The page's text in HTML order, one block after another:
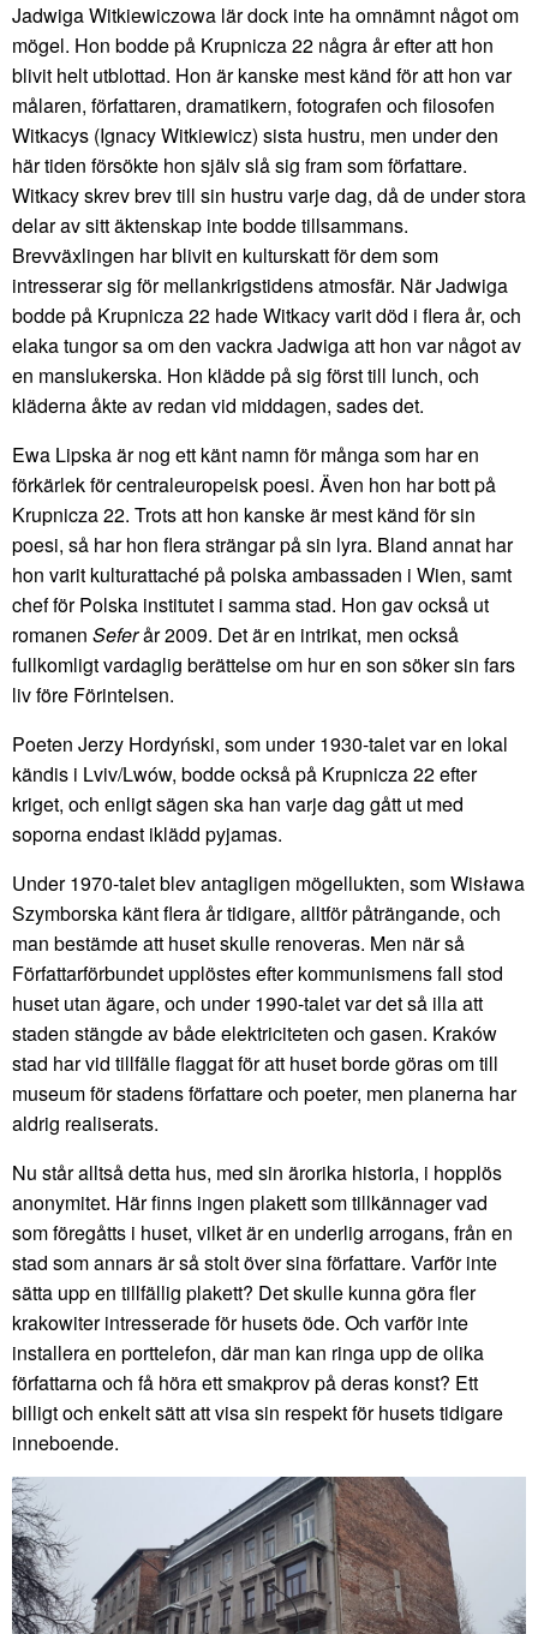
Jadwiga Witkiewiczowa lär dock inte ha omnämnt något om
mögel. Hon bodde på Krupnicza 22 några år efter att hon
blivit helt utblottad. Hon är kanske mest känd för att hon var
målaren, författaren, dramatikern, fotografen och filosofen
Witkacys (Ignacy Witkiewicz) sista hustru, men under den
här tiden försökte hon själv slå sig fram som författare.
Witkacy skrev brev till sin hustru varje dag, då de under stora
delar av sitt äktenskap inte bodde tillsammans.
Brevväxlingen har blivit en kulturskatt för dem som
intresserar sig för mellankrigstidens atmosfär. När Jadwiga
bodde på Krupnicza 22 hade Witkacy varit död i flera år, och
elaka tungor sa om den vackra Jadwiga att hon var något av
en manslukerska. Hon klädde på sig först till lunch, och
kläderna åkte av redan vid middagen, sades det.
Ewa Lipska är nog ett känt namn för många som har en
förkärlek för centraleuropeisk poesi. Även hon har bott på
Krupnicza 22. Trots att hon kanske är mest känd för sin
poesi, så har hon flera strängar på sin lyra. Bland annat har
hon varit kulturattaché på polska ambassaden i Wien, samt
chef för Polska institutet i samma stad. Hon gav också ut
romanen Seferår 2009. Det är en intrikat, men också
fullkomligt vardaglig berättelse om hur en son söker sin fars
liv före Förintelsen.
Poeten Jerzy Hordyński, som under 1930-talet var en lokal
kändis i Lviv/Lwów, bodde också på Krupnicza 22 efter
kriget, och enligt sägen ska han varje dag gått ut med
soporna endast iklädd pyjamas.
Under 1970-talet blev antagligen mögellukten, som Wisława
Szymborska känt flera år tidigare, alltför påträngande, och
man bestämde att huset skulle renoveras. Men när så
Författarförbundet upplöstes efter kommunismens fall stod
huset utan ägare, och under 1990-talet var det så illa att
staden stängde av både elektriciteten och gasen. Kraków
stad har vid tillfälle flaggat för att huset borde göras om till
museum för stadens författare och poeter, men planerna har
aldrig realiserats.
Nu står alltså detta hus, med sin ärorika historia, i hopplös
anonymitet. Här finns ingen plakett som tillkännager vad
som föregåtts i huset, vilket är en underlig arrogans, från en
stad som annars är så stolt över sina författare. Varför inte
sätta upp en tillfällig plakett? Det skulle kunna göra fler
krakowiter intresserade för husets öde. Och varför inte
installera en porttelefon, där man kan ringa upp de olika
författarna och få höra ett smakprov på deras konst? Ett
billigt och enkelt sätt att visa sin respekt för husets tidigare
inneboende.